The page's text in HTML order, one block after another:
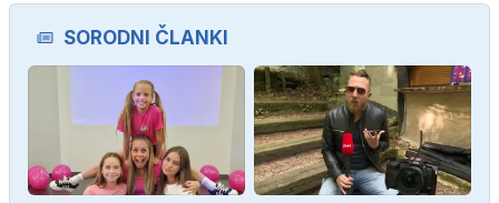
SORODNI ČLANKI